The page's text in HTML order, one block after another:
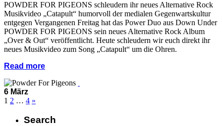
POWDER FOR PIGEONS schleudern ihr neues Alternative Rock
Musikvideo „Catapult“ humorvoll der medialen Gegenwartskultur
entgegen Vergangenen Freitag hat das Power Duo aus Down Under
POWDER FOR PIGEONS sein neues Alternative Rock Album
„Over & Out“ veröffentlicht. Heute schleudern wir euch direkt ihr
neues Musikvideo zum Song „Catapult“ um die Ohren.
Read more
6 März
1 2 … 4 »
Search